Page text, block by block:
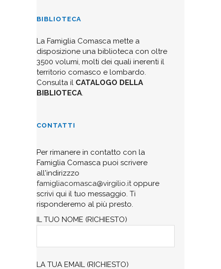
BIBLIOTECA
La Famiglia Comasca mette a
disposizione una biblioteca con oltre
3500 volumi, molti dei quali inerenti il
territorio comasco e lombardo.
Consulta il CATALOGO DELLA
BIBLIOTECA.
CONTATTI
Per rimanere in contatto con la
Famiglia Comasca puoi scrivere
all'indirizzzo
famigliacomasca@virgilio.itoppure
scrivi qui il tuo messaggio. Ti
risponderemo al più presto.
IL TUO NOME (RICHIESTO)
LA TUA EMAIL (RICHIESTO)